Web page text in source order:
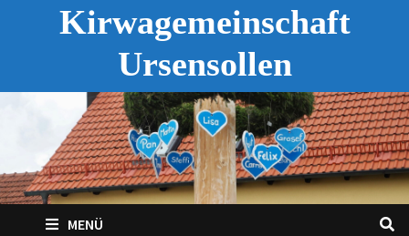
Kirwagemeinschaft
Ursensollen
MENÜ